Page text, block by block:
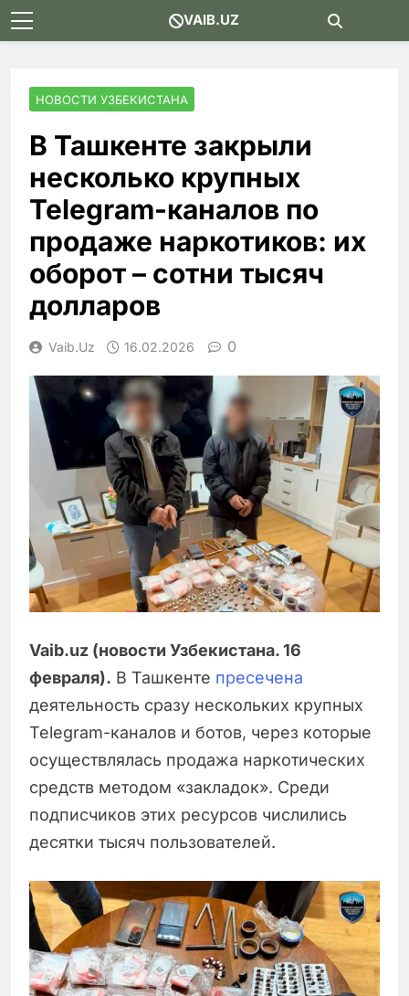
Skip
to
VAIB.UZ
НОВОСТИ УЗБЕКИСТАНА
В Ташкенте закрыли
несколько крупных
Telegram-каналов по
продаже наркотиков: их
оборот – сотни тысяч
долларов
Vaib.uz 16.02.2026 0
Vaib.uz (новости Узбекистана. 16
февраля). В Ташкенте пресечена
деятельность сразу нескольких крупных
Telegram-каналов и ботов, через которые
осуществлялась продажа наркотических
средств методом «закладок». Среди
подписчиков этих ресурсов числились
десятки тысяч пользователей.